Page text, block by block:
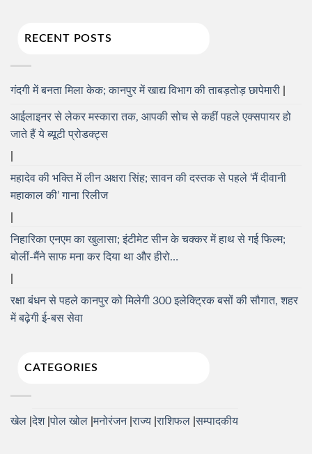
RECENT POSTS
गंदगी में बनता मिला केक; कानपुर में खाद्य विभाग की ताबड़तोड़ छापेमारी
आईलाइनर से लेकर मस्कारा तक, आपकी सोच से कहीं पहले एक्सपायर हो
जाते हैं ये ब्यूटी प्रोडक्ट्स
महादेव की भक्ति में लीन अक्षरा सिंह; सावन की दस्तक से पहले ‘मैं दीवानी
महाकाल की’ गाना रिलीज
निहारिका एनएम का खुलासा; इंटीमेट सीन के चक्कर में हाथ से गई फिल्म;
बोलीं-मैंने साफ मना कर दिया था और हीरो…
रक्षा बंधन से पहले कानपुर को मिलेगी 300 इलेक्ट्रिक बसों की सौगात, शहर
में बढ़ेगी ई-बस सेवा
CATEGORIES
खेल देश पोल खोल मनोरंजन राज्य राशिफल सम्पादकीय